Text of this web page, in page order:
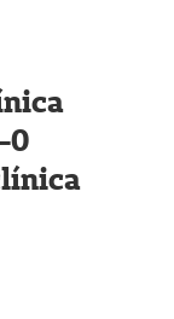
0